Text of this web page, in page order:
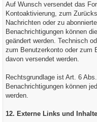
Auf Wunsch versendet das
Kontoaktivierung, zum
Nachrichten oder zu
Benachrichtigungen können
geändert werden. Technisch
zum Benutzerkonto oder zum
davon versendet werden.
Rechtsgrundlage ist Art. 6
Benachrichtigungen können
werden.
12. Externe Links und